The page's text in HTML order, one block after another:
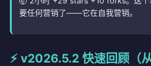
要任何营销了——它在自我营销。
⚡ v2026.5.2 快速回顾（